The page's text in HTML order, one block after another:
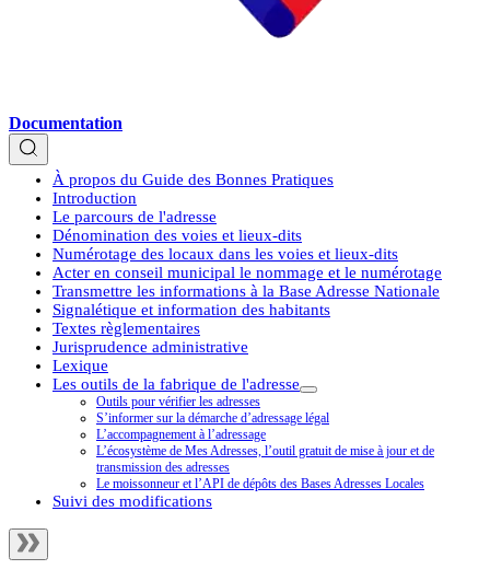
Documentation
À propos du Guide des Bonnes Pratiques
Introduction
Le parcours de l'adresse
Dénomination des voies et lieux-dits
Numérotage des locaux dans les voies et lieux-dits
Acter en conseil municipal le nommage et le numérotage
Transmettre les informations à la Base Adresse Nationale
Signalétique et information des habitants
Textes règlementaires
Jurisprudence administrative
Lexique
Les outils de la fabrique de l'adresse
Outils pour vérifier les adresses
S’informer sur la démarche d’adressage légal
L’accompagnement à l’adressage
L’écosystème de Mes Adresses, l’outil gratuit de mise à jour et de
transmission des adresses
Le moissonneur et l’API de dépôts des Bases Adresses Locales
Suivi des modifications